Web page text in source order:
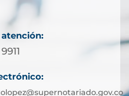
atención: